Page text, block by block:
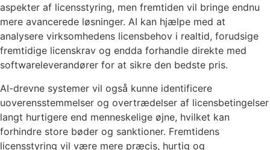
aspekter af licensstyring, men fremtiden vil bringe endnu
mere avancerede løsninger. AI kan hjælpe med at
analysere virksomhedens licensbehov i realtid, forudsige
fremtidige licenskrav og endda forhandle direkte med
softwareleverandører for at sikre den bedste pris.
AI-drevne systemer vil også kunne identificere
uoverensstemmelser og overtrædelser af licensbetingelser
langt hurtigere end menneskelige øjne, hvilket kan
forhindre store bøder og sanktioner. Fremtidens
licensstyring vil være mere præcis, hurtig og